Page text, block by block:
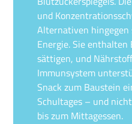
und
Alternativen
Energie. Sie
sättigen, und
Immunsystem
Snack zum Baustein
Schultages – und
bis zum Mittagessen.